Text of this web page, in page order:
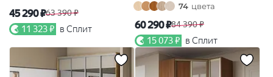
45 290 ₽63 390 ₽
11 323 ₽ в Сплит
74 цвета
60 290 ₽84 390 ₽
15 073 ₽ в Сплит